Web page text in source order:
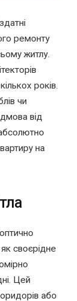
ремонту
житлу.
років.
чи
від
на
своєрідне
Цей
або